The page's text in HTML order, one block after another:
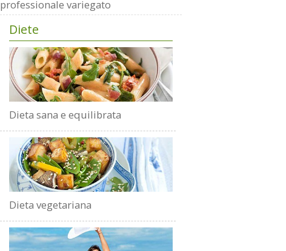
professionale variegato
Diete
Dieta sana e equilibrata
Dieta vegetariana